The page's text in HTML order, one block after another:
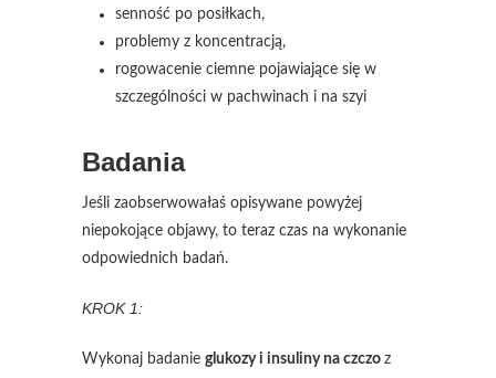
senność po posiłkach,
problemy z koncentracją,
rogowacenie ciemne pojawiające się w
szczególności w pachwinach i na szyi
Badania
Jeśli zaobserwowałaś opisywane powyżej
niepokojące objawy, to teraz czas na wykonanie
odpowiednich badań.
KROK 1:
Wykonaj badanie glukozy i insuliny na czczo z